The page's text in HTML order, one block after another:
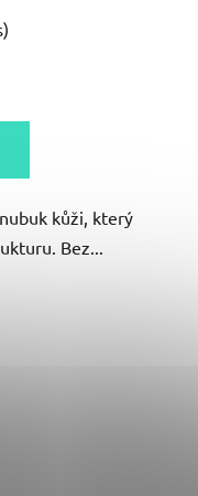
kůži, který
Bez...